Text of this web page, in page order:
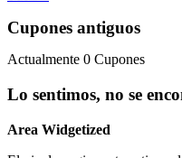
Cupones antiguos
Actualmente 0 Cupones
Lo sentimos, no se
Area Widgetized